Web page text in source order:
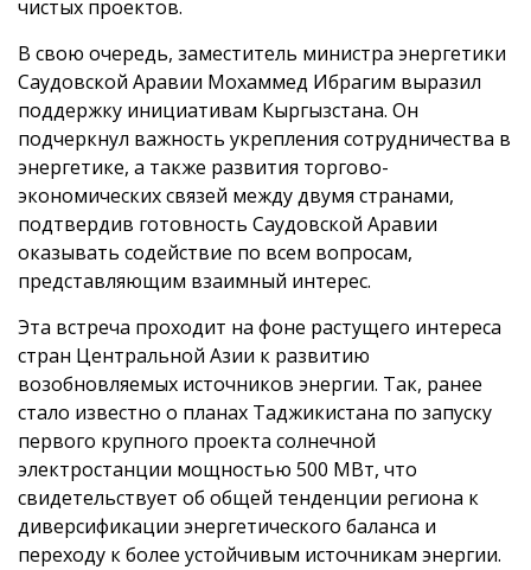
чистых проектов.
В свою очередь, заместитель министра энергетики
Саудовской Аравии Мохаммед Ибрагим выразил
поддержку инициативам Кыргызстана. Он
подчеркнул важность укрепления сотрудничества в
энергетике, а также развития торгово-
экономических связей между двумя странами,
подтвердив готовность Саудовской Аравии
оказывать содействие по всем вопросам,
представляющим взаимный интерес.
Эта встреча проходит на фоне растущего интереса
стран Центральной Азии к развитию
возобновляемых источников энергии. Так, ранее
стало известно о планах Таджикистана по запуску
первого крупного проекта солнечной
электростанции мощностью 500 МВт, что
свидетельствует об общей тенденции региона к
диверсификации энергетического баланса и
переходу к более устойчивым источникам энергии.